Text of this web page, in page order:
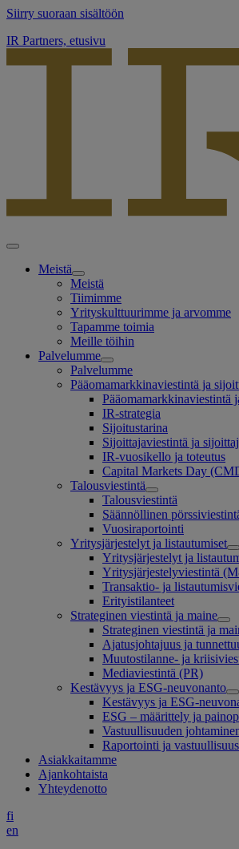
Siirry suoraan sisältöön
IR Partners, etusivu
Meistä
Meistä
Tiimimme
Yrityskulttuurimme ja arvomme
Tapamme toimia
Meille töihin
Palvelumme
Palvelumme
Pääomamarkkinaviestintä ja
Pääomamarkkinaviestintä
IR-strategia
Sijoitustarina
Sijoittajaviestintä ja
IR-vuosikello ja toteutus
Capital Markets Day
Talousviestintä
Talousviestintä
Säännöllinen
Vuosiraportointi
Yritysjärjestelyt ja listautumiset
Yritysjärjestelyt ja
Yritysjärjestelyviestintä
Transaktio- ja
Erityistilanteet
Strateginen viestintä ja maine
Strateginen viestintä ja
Ajatusjohtajuus ja
Muutostilanne- ja
Mediaviestintä (PR)
Kestävyys ja ESG-neuvonanto
Kestävyys ja ESG-
ESG – määrittely ja
Vastuullisuuden
Raportointi ja
Asiakkaitamme
Ajankohtaista
Yhteydenotto
fi
en